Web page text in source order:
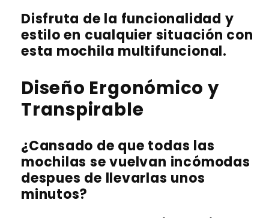
Disfruta de la funcionalidad y
estilo en cualquier situación con
esta mochila multifuncional.
Diseño Ergonómico y
Transpirable
¿Cansado de que todas las
mochilas se vuelvan incómodas
despues de llevarlas unos
minutos?